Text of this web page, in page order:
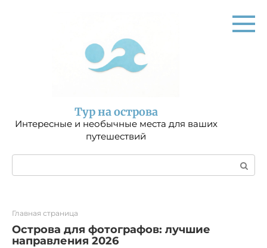
Тур на острова
Интересные и необычные места для ваших
путешествий
Поиск:
Главная страница
Острова для фотографов: лучшие
направления 2026